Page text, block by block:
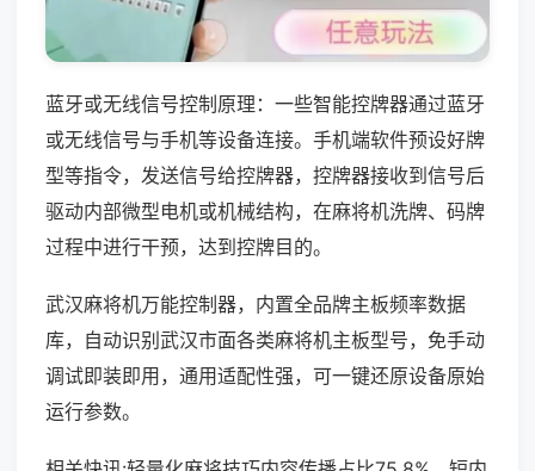
蓝牙或无线信号控制原理：一些智能控牌器通过蓝牙
或无线信号与手机等设备连接。手机端软件预设好牌
型等指令，发送信号给控牌器，控牌器接收到信号后
驱动内部微型电机或机械结构，在麻将机洗牌、码牌
过程中进行干预，达到控牌目的。
武汉麻将机万能控制器，内置全品牌主板频率数据
库，自动识别武汉市面各类麻将机主板型号，免手动
调试即装即用，通用适配性强，可一键还原设备原始
运行参数。